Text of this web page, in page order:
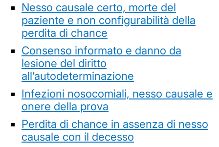
Nesso causale certo, morte del
paziente e non configurabilità della
perdita di chance
Consenso informato e danno da
lesione del diritto
all’autodeterminazione
Infezioni nosocomiali, nesso causale e
onere della prova
Perdita di chance in assenza di nesso
causale con il decesso